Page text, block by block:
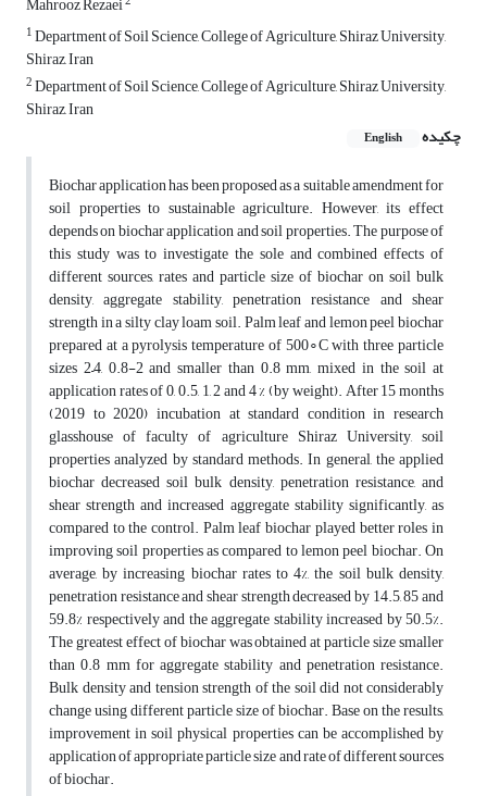
1Department of Soil Science, College of Agriculture, Shiraz University,
Shiraz, Iran
2Department of Soil Science, College of Agriculture, Shiraz University,
Shiraz, Iran
چکیده
English
Biochar application has been proposed as a suitable amendment for
soil properties to sustainable agriculture. However, its effect
depends on biochar application and soil properties. The purpose of
this study was to investigate the sole and combined effects of
different sources, rates and particle size of biochar on soil bulk
density, aggregate stability, penetration resistance and shear
strength in a silty clay loam soil. Palm leaf and lemon peel biochar
prepared at a pyrolysis temperature of 500∘C with three particle
sizes 2–4, 0.8-2 and smaller than 0.8 mm, mixed in the soil at
application rates of 0, 0.5, 1, 2 and 4 % (by weight). After 15 months
(2019 to 2020) incubation at standard condition in research
glasshouse of faculty of agriculture Shiraz University, soil
properties analyzed by standard methods. In general, the applied
biochar decreased soil bulk density, penetration resistance, and
shear strength and increased aggregate stability significantly, as
compared to the control. Palm leaf biochar played better roles in
improving soil properties as compared to lemon peel biochar. On
average, by increasing biochar rates to 4%, the soil bulk density,
penetration resistance and shear strength decreased by 14.5, 85 and
59.8% respectively and the aggregate stability increased by 50.5%.
The greatest effect of biochar was obtained at particle size smaller
than 0.8 mm for aggregate stability and penetration resistance.
Bulk density and tension strength of the soil did not considerably
change using different particle size of biochar. Base on the results,
improvement in soil physical properties can be accomplished by
application of appropriate particle size and rate of different sources
of biochar.